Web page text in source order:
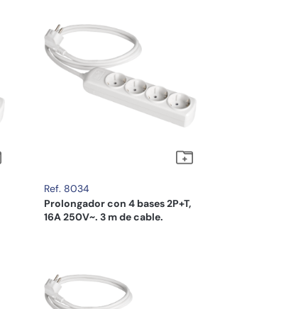
Ref. 8034
Prolongador con 4 bases 2P+T,
16A 250V~. 3 m de cable.